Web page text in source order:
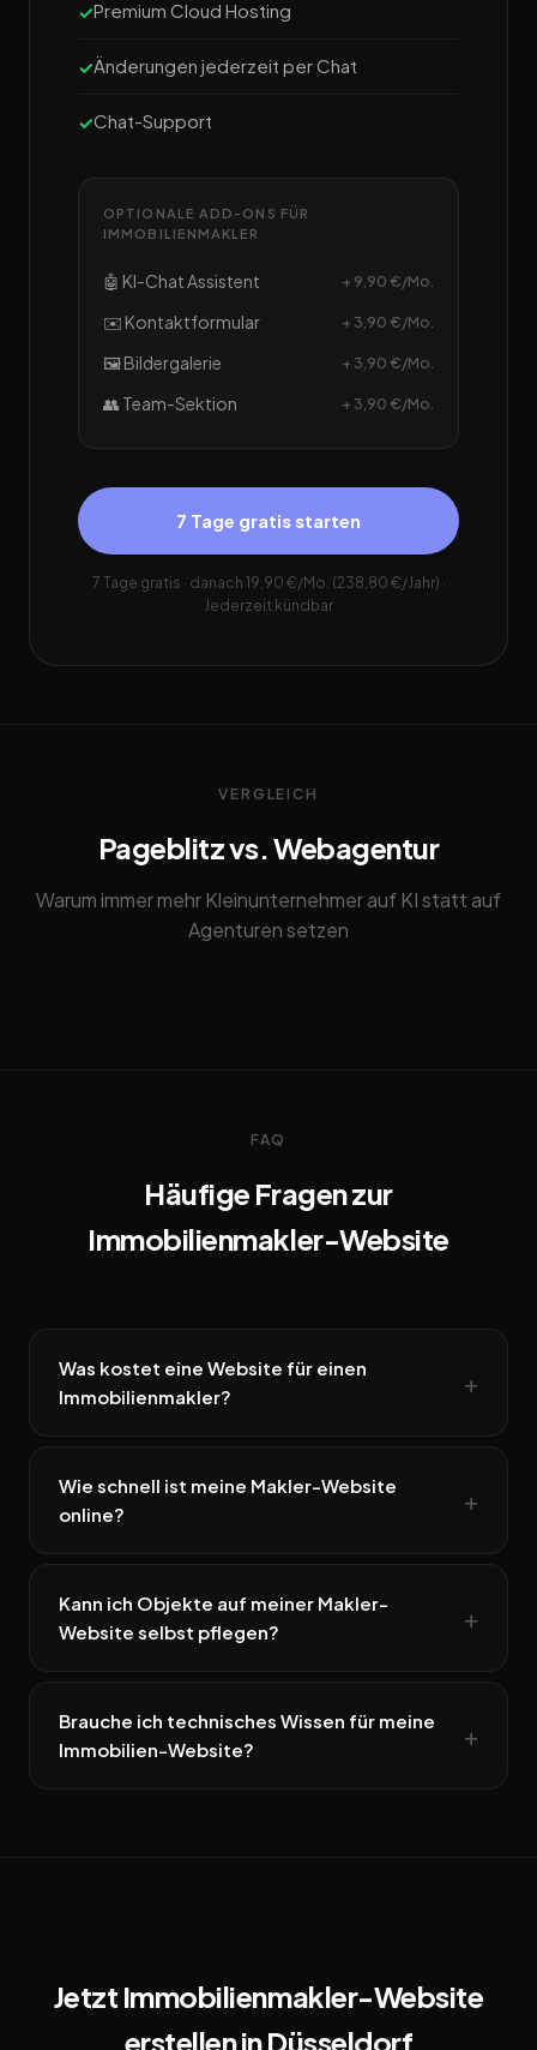
Premium Cloud Hosting
Änderungen jederzeit per Chat
Chat-Support
OPTIONALE ADD-ONS FÜR
IMMOBILIENMAKLER
🤖 KI-Chat Assistent + 9,90 €/Mo.
✉️ Kontaktformular + 3,90 €/Mo.
🖼️ Bildergalerie + 3,90 €/Mo.
👥 Team-Sektion + 3,90 €/Mo.
7 Tage gratis starten
7 Tage gratis · danach 19,90 €/Mo. (238,80 €/Jahr) ·
Jederzeit kündbar
VERGLEICH
Pageblitz vs. Webagentur
Warum immer mehr Kleinunternehmer auf KI statt auf
Agenturen setzen
FAQ
Häufige Fragen zur
Immobilienmakler-Website
Was kostet eine Website für einen
Immobilienmakler?
Wie schnell ist meine Makler-Website
online?
Kann ich Objekte auf meiner Makler-
Website selbst pflegen?
Brauche ich technisches Wissen für meine
Immobilien-Website?
Jetzt Immobilienmakler-Website
erstellen in Düsseldorf